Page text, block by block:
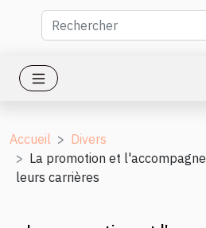
Accueil
Divers
La promotion et
leurs carrières